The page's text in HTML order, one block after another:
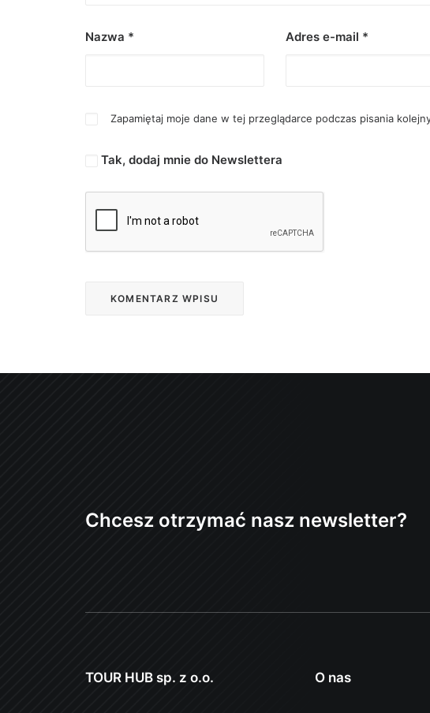
Nazwa * Adres e-mail *
Zapamiętaj moje dane w tej przeglądarce podczas pisania
Tak, dodaj mnie do Newslettera
Chcesz otrzymać nasz newsletter?
TOUR HUB sp. z o.o. O nas